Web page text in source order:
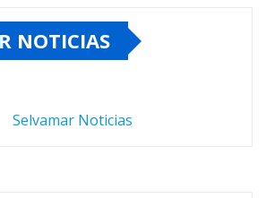
NOTICIAS